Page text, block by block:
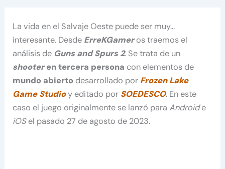
La vida en el Salvaje Oeste puede ser muy…
interesante. Desde ErreKGameros traemos el
análisis de Guns and Spurs 2. Se trata de un
shooteren tercera persona con elementos de
mundo abierto desarrollado por Frozen Lake
Game Studioy editado por SOEDESCO. En este
caso el juego originalmente se lanzó paraAndroide
iOSel pasado 27 de agosto de 2023.